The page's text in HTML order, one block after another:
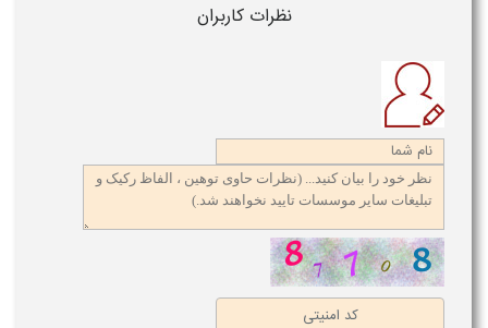
نظرات کاربران